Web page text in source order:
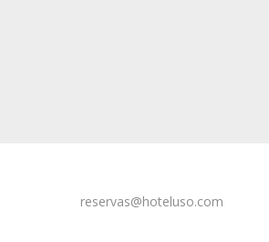
reservas@hoteluso.com